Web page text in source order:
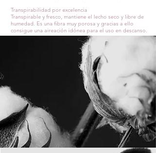
Transpirabilidad por excelencia
Transpirable y fresco, mantiene el lecho seco y libre de
humedad. Es una fibra muy porosa y gracias a ello
consigue una aireación idónea para el uso en descanso.